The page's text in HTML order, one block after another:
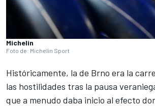
Michelin
Foto de: Michelin Sport
Históricamente, la de Brno era la
las hostilidades tras la pausa
que a menudo daba inicio al efecto